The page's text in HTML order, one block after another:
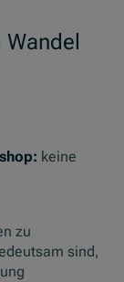
keine
zu
sind,